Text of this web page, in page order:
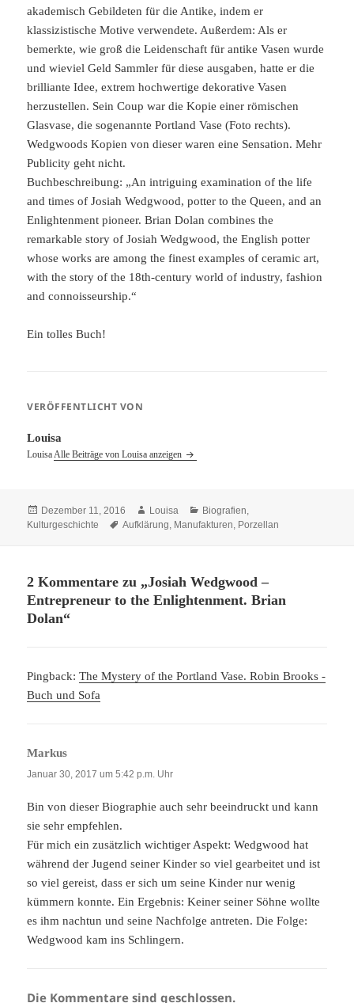
akademisch Gebildeten für die Antike, indem er
klassizistische Motive verwendete. Außerdem: Als er
bemerkte, wie groß die Leidenschaft für antike Vasen wurde
und wieviel Geld Sammler für diese ausgaben, hatte er die
brilliante Idee, extrem hochwertige dekorative Vasen
herzustellen. Sein Coup war die Kopie einer römischen
Glasvase, die sogenannte Portland Vase (Foto rechts).
Wedgwoods Kopien von dieser waren eine Sensation. Mehr
Publicity geht nicht.
Buchbeschreibung: „An intriguing examination of the life
and times of Josiah Wedgwood, potter to the Queen, and an
Enlightenment pioneer. Brian Dolan combines the
remarkable story of Josiah Wedgwood, the English potter
whose works are among the finest examples of ceramic art,
with the story of the 18th-century world of industry, fashion
and connoisseurship.“
Ein tolles Buch!
VERÖFFENTLICHT VON
Louisa
LouisaAlle Beiträge von Louisa anzeigen
Veröffentlicht
am
Dezember 11, 2016 Autor
Louisa Kategorien
Biografien
Kulturgeschichte
Schlagwörter
Aufklärung Manufakturen Porzellan
2 Kommentare zu „Josiah Wedgwood –
Entrepreneur to the Enlightenment. Brian
Dolan“
Pingback:The Mystery of the Portland Vase. Robin Brooks -
Buch und Sofa
Markus
Januar 30, 2017 um 5:42 p.m. Uhr
Bin von dieser Biographie auch sehr beeindruckt und kann
sie sehr empfehlen.
Für mich ein zusätzlich wichtiger Aspekt: Wedgwood hat
während der Jugend seiner Kinder so viel gearbeitet und ist
so viel gereist, dass er sich um seine Kinder nur wenig
kümmern konnte. Ein Ergebnis: Keiner seiner Söhne wollte
es ihm nachtun und seine Nachfolge antreten. Die Folge:
Wedgwood kam ins Schlingern.
Die Kommentare sind geschlossen.